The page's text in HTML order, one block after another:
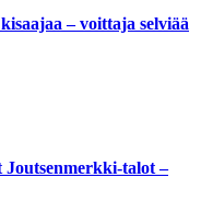
– voittaja selviää
Joutsenmerkki-talot –